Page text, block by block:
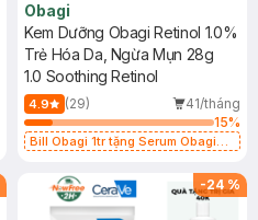
Obagi
Kem Dưỡng Obagi Retinol 1.0%
Trẻ Hóa Da, Ngừa Mụn 28g
1.0 Soothing Retinol
4.9 (29)
41/tháng
15%
Bill Obagi 1tr tặng Serum Obagi
-24 %